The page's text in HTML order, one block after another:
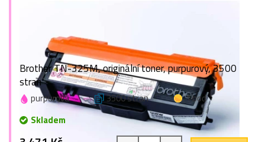
Brother TN-325M, originální toner, purpurový, 3500
stran
purpurová 3500 stran
1 bod
Skladem